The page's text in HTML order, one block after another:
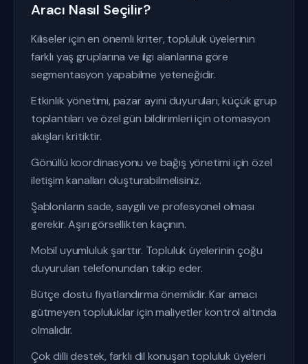
Aracı Nasıl Seçilir?
Kiliseler için en önemli kriter, topluluk üyelerinin
farklı yaş gruplarına ve ilgi alanlarına göre
segmentasyon yapabilme yeteneğidir.
Etkinlik yönetimi, pazar ayini duyuruları, küçük grup
toplantıları ve özel gün bildirimleri için otomasyon
akışları kritiktir.
Gönüllü koordinasyonu ve bağış yönetimi için özel
iletişim kanalları oluşturabilmelisiniz.
Şablonların sade, saygılı ve profesyonel olması
gerekir. Aşırı görsellikten kaçının.
Mobil uyumluluk şarttır. Topluluk üyelerinin çoğu
duyuruları telefonundan takip eder.
Bütçe dostu fiyatlandırma önemlidir. Kar amacı
gütmeyen topluluklar için maliyetler kontrol altında
olmalıdır.
Çok dilli destek, farklı dil konuşan topluluk üyeleri